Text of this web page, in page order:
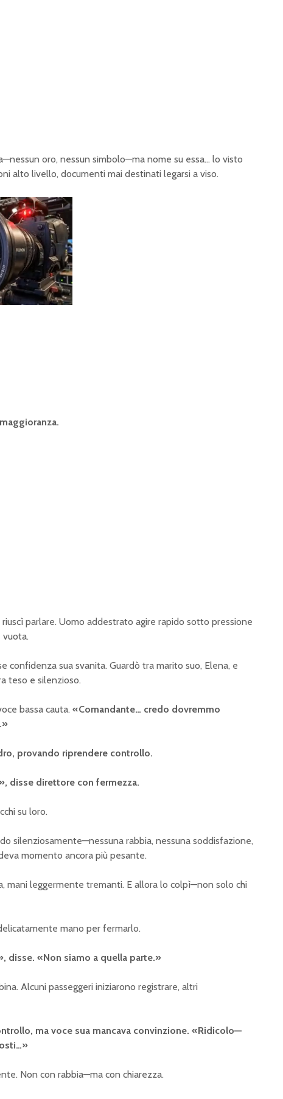
oro, nessun simbolo—ma nome su essa… lo visto
alto livello, documenti mai destinati legarsi a viso.
parlare. Uomo addestrato agire rapido sotto pressione
confidenza sua svanita. Guardò tra marito suo, Elena, e
teso e silenzioso.
bassa cauta. «Comandante… credo dovremmo
provando riprendere controllo.
disse direttore con fermezza.
su loro.
silenziosamente—nessuna rabbia, nessuna soddisfazione,
momento ancora più pesante.
mani leggermente tremanti. E allora lo colpì—non solo chi
mano per fermarlo.
disse. «Non siamo a quella parte.»
Alcuni passeggeri iniziarono registrare, altri
ma voce sua mancava convinzione. «Ridicolo—
Non con rabbia—ma con chiarezza.